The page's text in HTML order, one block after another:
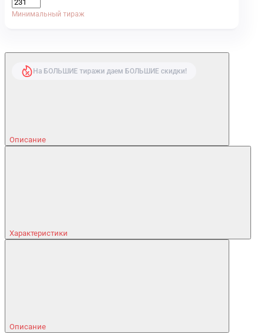
Минимальный тираж
На БОЛЬШИЕ тиражи даем БОЛЬШИЕ скидки!
Описание
Характеристики
Описание